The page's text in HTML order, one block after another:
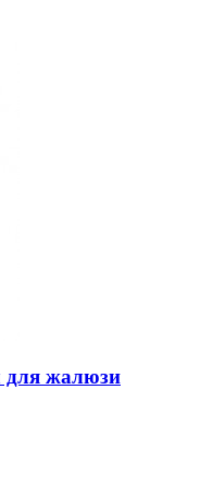
для жалюзи